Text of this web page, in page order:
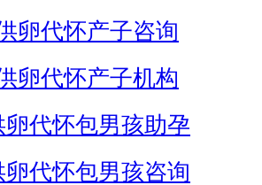
卵代怀产子咨询
卵代怀产子机构
卵代怀包男孩助孕
卵代怀包男孩咨询